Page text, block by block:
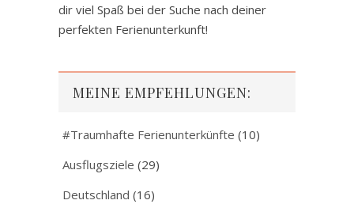
dir viel Spaß bei der Suche nach deiner
perfekten Ferienunterkunft!
MEINE EMPFEHLUNGEN:
#Traumhafte Ferienunterkünfte (10)
Ausflugsziele (29)
Deutschland (16)